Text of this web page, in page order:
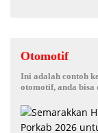
Otomotif
Ini adalah contoh
otomotif, anda bisa